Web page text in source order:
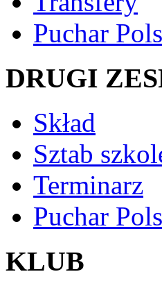
Puchar
DRUGI
Skład
Sztab
Terminarz
Puchar
KLUB